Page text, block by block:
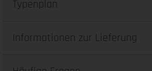
Typenplan
Informationen zur Lieferung